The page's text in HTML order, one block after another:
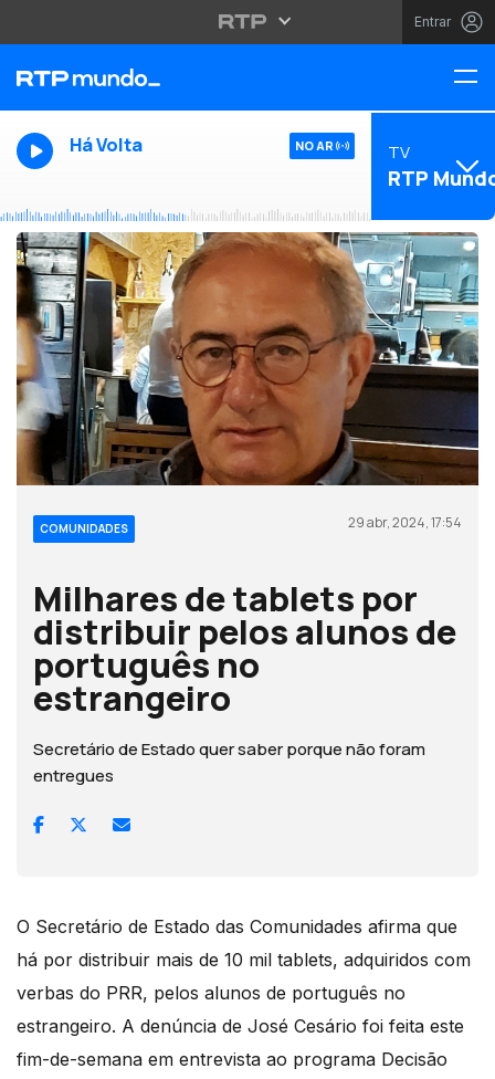
Entrar
Há Volta NO AR TV
RTP
COMUNIDADES 29 abr, 2024, 17:54
Milhares de tablets por
distribuir pelos alunos de
português no
estrangeiro
Secretário de Estado quer saber porque não foram
entregues
O Secretário de Estado das Comunidades afirma que
há por distribuir mais de 10 mil tablets, adquiridos com
verbas do PRR, pelos alunos de português no
estrangeiro. A denúncia de José Cesário foi feita este
fim-de-semana em entrevista ao programa Decisão